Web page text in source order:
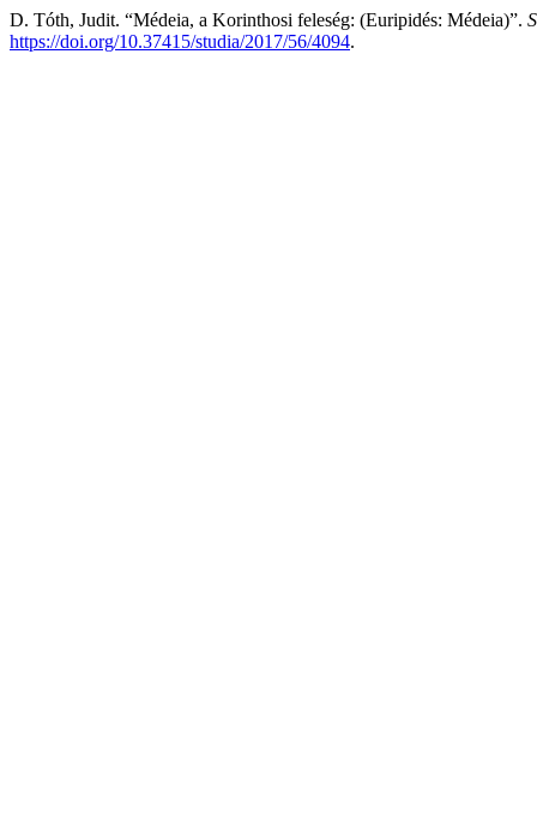
D. Tóth, Judit. “Médeia, a Korinthosi feleség: (Euripidés: Médeia)”.
https://doi.org/10.37415/studia/2017/56/4094.